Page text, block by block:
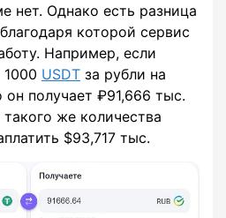
нет. Однако есть разница
которой сервис
Например, если
1000 USDT за рубли на
он получает ₽91,666 тыс.
же количества
$93,717 тыс.